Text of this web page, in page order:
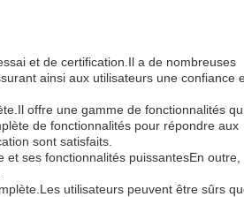
et de certification.Il a de nombreuses
ainsi aux utilisateurs une confiance
offre une gamme de fonctionnalités
de fonctionnalités pour répondre aux
sont satisfaits.
ses fonctionnalités puissantesEn outre,
utilisateurs peuvent être sûrs